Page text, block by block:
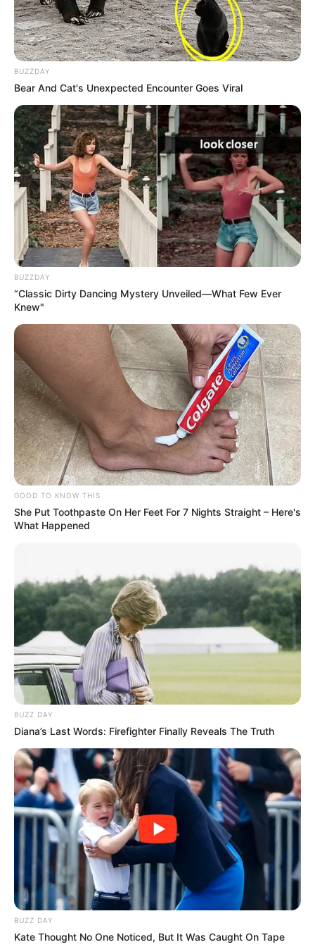
17:55 / 06 Avqust 2026 CƏMİYYƏT
Azərbaycanda BOKTləğv olundu
76 0
CƏMİYYƏT
Başqalarının sənədləri ilə sərhədi
keçmək istədilər
66 0 0
17:15 / 06 Avqust 2026 CƏMİYYƏT
Bakı-Qazax yolunda qəza -Yaralılar var -
VİDEO
93
16:55 / 06 Avqust 2026
Dövlət dəstəyi almaq istəyən özəl
bağçalar üçünşərt açıqlandı
82
BUZZDAY
Bear And Cat's Unexpected Encounter Goes Viral
BUZZDAY
“Classic Dirty Dancing Mystery Unveiled—What Few Ever
Knew"
GOOD TO KNOW THIS
She Put Toothpaste On Her Feet For 7 Nights Straight – Here's
What Happened
BUZZ DAY
Diana’s Last Words: Firefighter Finally Reveals The Truth
BUZZ DAY
Kate Thought No One Noticed, But It Was Caught On Tape